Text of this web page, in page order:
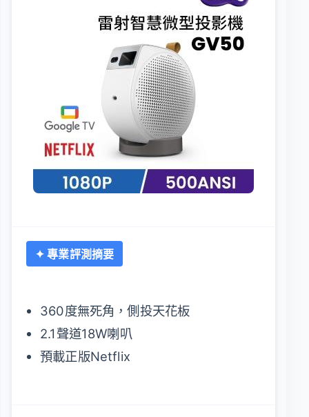
✦ 專業評測摘要
360度無死角，側投天花板
2.1聲道18W喇叭
預載正版Netflix